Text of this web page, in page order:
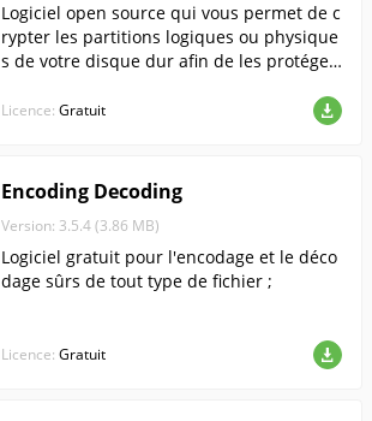
Logiciel open source qui vous permet de c
rypter les partitions logiques ou physique
s de votre disque dur afin de les protéger
ieures.....
Licence: Gratuit
Encoding Decoding
Version: 3.5.4 (3.86 MB)
Logiciel gratuit pour l'encodage et le déco
dage sûrs de tout type de fichier ;
Licence: Gratuit